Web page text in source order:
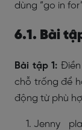
dùng “go in
6.1. Bài
Bài tập 1:
chỗ trống để
động từ phù
Jenny